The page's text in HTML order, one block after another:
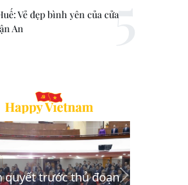
Vẻ đẹp bình yên của cửa
An